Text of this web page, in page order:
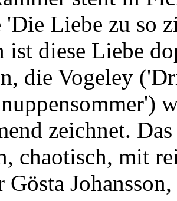
'Die Liebe zu so
ist diese Liebe
die Vogeley
zeichnet.
chaotisch, mit
Gösta